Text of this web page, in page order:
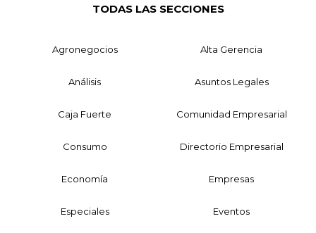
TODAS LAS SECCIONES
Agronegocios Alta Gerencia
Análisis Asuntos Legales
Caja Fuerte Comunidad Empresarial
Consumo Directorio Empresarial
Economía Empresas
Especiales Eventos